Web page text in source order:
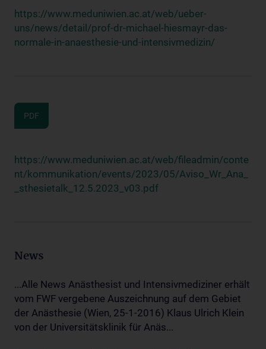
https://www.meduniwien.ac.at/web/ueber-
uns/news/detail/prof-dr-michael-hiesmayr-das-
normale-in-anaesthesie-und-intensivmedizin/
PDF
https://www.meduniwien.ac.at/web/fileadmin/conte
nt/kommunikation/events/2023/05/Aviso_Wr_Ana_
_sthesietalk_12.5.2023_v03.pdf
News
...Alle News Anästhesist und Intensivmediziner erhält
vom FWF vergebene Auszeichnung auf dem Gebiet
der Anästhesie (Wien, 25-1-2016) Klaus Ulrich Klein
von der Universitätsklinik für Anäs...